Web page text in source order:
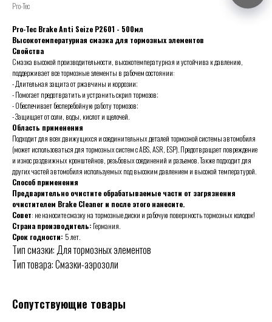
Pro-Tec
Pro-Tec Brake Anti Seize P2601 - 500мл
Высокотемпературная смазка для тормозных элементов
Свойства
Смазка высокой производительности, высокотемпературная и устойчива к давлению,
поддерживает все тормозные элементы в рабочем состоянии:
- Длительная защита от ржавчины и коррозии;
- Помогает предотвратить и устранить скрип тормозов;
- Обеспечивает бесперебойную работу тормозов;
- Защищает от соли, воды, кислот и щелочей.
Область применения
Подходит для всех движущихся и соединительных деталей тормозной системы автомобиля
(может использоваться для тормозных систем с ABS, ASR, ESP). Предотвращает повреждение
и износ раздвижных кронштейнов, резьбовых соединений и разъемов. Также подходит для
других частей автомобиля используемых под высоким давлением и высокой температурой.
Способ применения
Предварительно очистите обрабатываемые части от загрязнения
очистителем Brake Cleaner и после этого нанесите.
Совет: не наносите смазку на тормозные диски и рабочую поверхность тормозных колодок!
Страна производитель: Германия.
Срок годности: 5 лет.
Тип смазки: Для тормозных элементов
Тип товара: Смазки-аэрозоли
Сопутствующие товары